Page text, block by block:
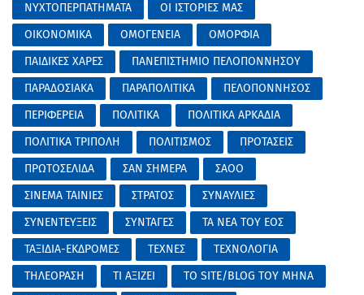
ΝΥΧΤΟΠΕΡΠΑΤΗΜΑΤΑ
ΟΙ ΙΣΤΟΡΙΕΣ ΜΑΣ
ΟΙΚΟΝΟΜΙΚΑ
ΟΜΟΓΕΝΕΙΑ
ΟΜΟΡΦΙΑ
ΠΑΙΔΙΚΕΣ ΧΑΡΕΣ
ΠΑΝΕΠΙΣΤΗΜΙΟ ΠΕΛΟΠΟΝΝΗΣΟΥ
ΠΑΡΑΔΟΣΙΑΚΑ
ΠΑΡΑΠΟΛΙΤΙΚΑ
ΠΕΛΟΠΟΝΝΗΣΟΣ
ΠΕΡΙΦΕΡΕΙΑ
ΠΟΛΙΤΙΚΑ
ΠΟΛΙΤΙΚΑ ΑΡΚΑΔΙΑ
ΠΟΛΙΤΙΚΑ ΤΡΙΠΟΛΗ
ΠΟΛΙΤΙΣΜΟΣ
ΠΡΟΤΑΣΕΙΣ
ΠΡΩΤΟΣΕΛΙΔΑ
ΣΑΝ ΣΗΜΕΡΑ
ΣΑΟΟ
ΣΙΝΕΜΑ ΤΑΙΝΙΕΣ
ΣΤΡΑΤΟΣ
ΣΥΝΑΥΛΙΕΣ
ΣΥΝΕΝΤΕΥΞΕΙΣ
ΣΥΝΤΑΓΕΣ
ΤΑ ΝΕΑ ΤΟΥ ΕΟΣ
ΤΑΞΙΔΙΑ-ΕΚΔΡΟΜΕΣ
ΤΕΧΝΕΣ
ΤΕΧΝΟΛΟΓΙΑ
ΤΗΛΕΟΡΑΣΗ
ΤΙ ΑΞΙΖΕΙ
ΤΟ SITE/BLOG ΤΟΥ ΜΗΝΑ